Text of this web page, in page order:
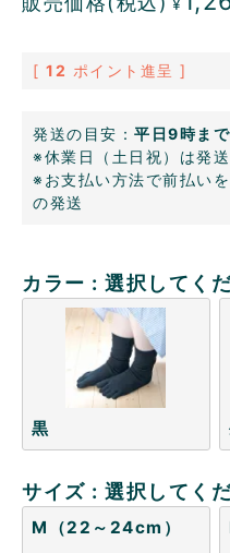
¥
[ 12 ポイント進呈 ]
発送の目安： 平日9時ま
※休業日（土日祝）は発
※お支払い方法で前払い
の発送
カラー 選択してく
黒
サイズ 選択してく
M（22～24cm）